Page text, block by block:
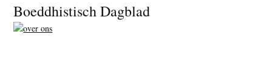
Footer
Boeddhistisch Dagblad